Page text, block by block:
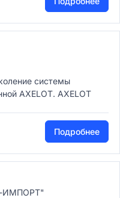
системы
AXELOT. AXELOT
Подробнее
ИМПОРТ"